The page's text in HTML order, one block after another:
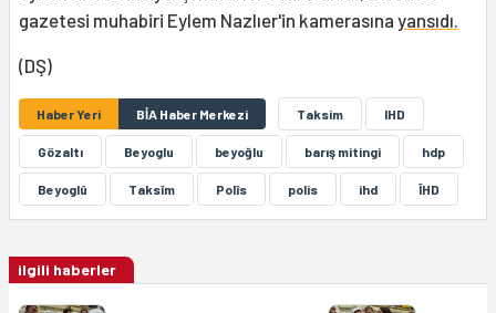
gazetesi muhabiri Eylem Nazlıer'in kamerasına yansıdı.
(DŞ)
Haber Yeri BİA Haber Merkezi Taksim IHD
Gözaltı Beyoglu beyoğlu barış mitingi hdp
Beyoglû Taksîm Polîs polis ihd ÎHD
ilgili haberler